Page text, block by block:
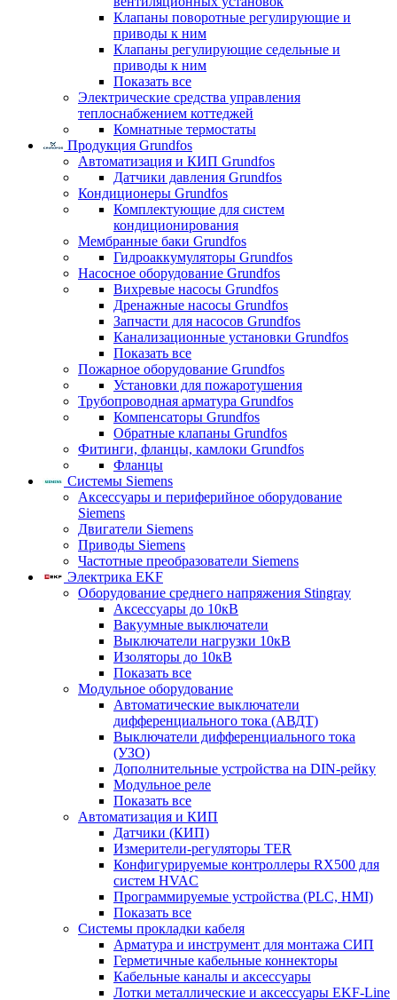
Клапаны поворотные регулирующие и
приводы к ним
Клапаны регулирующие седельные и
приводы к ним
Показать все
Электрические средства управления
теплоснабжением коттеджей
Комнатные термостаты
Продукция Grundfos
Автоматизация и КИП Grundfos
Датчики давления Grundfos
Кондиционеры Grundfos
Комплектующие для систем
кондиционирования
Мембранные баки Grundfos
Гидроаккумуляторы Grundfos
Насосное оборудование Grundfos
Вихревые насосы Grundfos
Дренажные насосы Grundfos
Запчасти для насосов Grundfos
Канализационные установки Grundfos
Показать все
Пожарное оборудование Grundfos
Установки для пожаротушения
Трубопроводная арматура Grundfos
Компенсаторы Grundfos
Обратные клапаны Grundfos
Фитинги, фланцы, камлоки Grundfos
Фланцы
Системы Siemens
Аксессуары и периферийное оборудование
Siemens
Двигатели Siemens
Приводы Siemens
Частотные преобразователи Siemens
Электрика EKF
Оборудование среднего напряжения Stingray
Аксессуары до 10кВ
Вакуумные выключатели
Выключатели нагрузки 10кВ
Изоляторы до 10кВ
Показать все
Модульное оборудование
Автоматические выключатели
дифференциального тока (АВДТ)
Выключатели дифференциального тока
(УЗО)
Дополнительные устройства на DIN-рейку
Модульное реле
Показать все
Автоматизация и КИП
Датчики (КИП)
Измерители-регуляторы TER
Конфигурируемые контроллеры RX500 для
систем HVAC
Программируемые устройства (PLC, HMI)
Показать все
Системы прокладки кабеля
Арматура и инструмент для монтажа СИП
Герметичные кабельные коннекторы
Кабельные каналы и аксессуары
Лотки металлические и аксессуары EKF-Line